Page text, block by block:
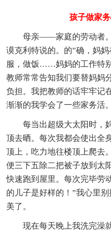
孩子做家
母亲——家庭的劳动者。
谟克利特说的。的”确，妈
服，做饭……妈妈的工作特
教师常常告知我们要替妈妈
负担。我把教师的话牢牢记
渐渐的我学会了一些家务活。
每当出超级大太阳时，
顶去晒。每次我都会使出全
顶上，吃力地往楼顶上爬去
便三下五除二把被子放到太
快速跑到屋里。每次完毕劳
的儿子是好样的！”我心里
美了。
现在每天晚上我洗完澡